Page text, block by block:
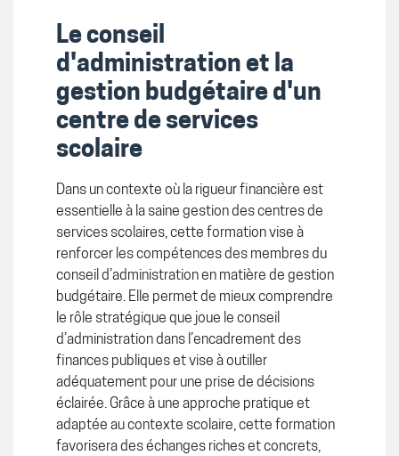
Le conseil
d'administration et la
gestion budgétaire d'un
centre de services
scolaire
Dans un contexte où la rigueur financière est
essentielle à la saine gestion des centres de
services scolaires, cette formation vise à
renforcer les compétences des membres du
conseil d’administration en matière de gestion
budgétaire. Elle permet de mieux comprendre
le rôle stratégique que joue le conseil
d’administration dans l’encadrement des
finances publiques et vise à outiller
adéquatement pour une prise de décisions
éclairée. Grâce à une approche pratique et
adaptée au contexte scolaire, cette formation
favorisera des échanges riches et concrets,